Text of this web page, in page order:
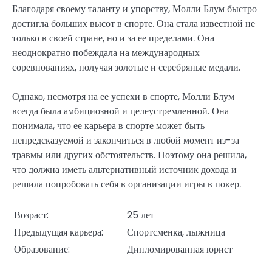
Благодаря своему таланту и упорству, Молли Блум быстро
достигла больших высот в спорте. Она стала известной не
только в своей стране, но и за ее пределами. Она
неоднократно побеждала на международных
соревнованиях, получая золотые и серебряные медали.
Однако, несмотря на ее успехи в спорте, Молли Блум
всегда была амбициозной и целеустремленной. Она
понимала, что ее карьера в спорте может быть
непредсказуемой и закончиться в любой момент из-за
травмы или других обстоятельств. Поэтому она решила,
что должна иметь альтернативный источник дохода и
решила попробовать себя в организации игры в покер.
Возраст:
25 лет
Предыдущая карьера:
Спортсменка, лыжница
Образование:
Дипломированная юрист